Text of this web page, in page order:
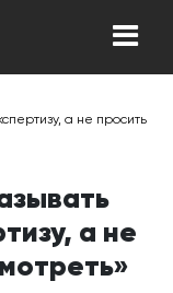
а не просить
а не